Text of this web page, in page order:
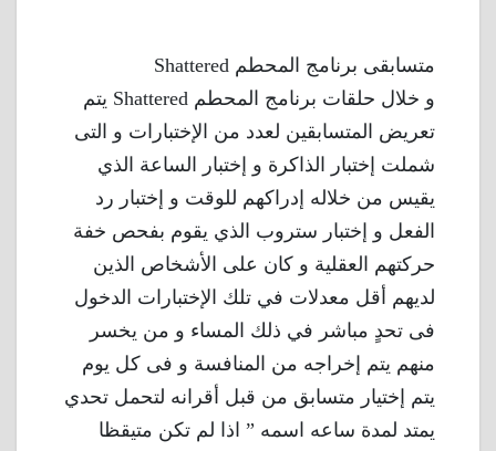
متسابقى برنامج المحطم Shattered
و خلال حلقات برنامج المحطم Shattered يتم
تعريض المتسابقين لعدد من الإختبارات و التى
شملت إختبار الذاكرة و إختبار الساعة الذي
يقيس من خلاله إدراكهم للوقت و إختبار رد
الفعل و إختبار ستروب الذي يقوم بفحص خفة
حركتهم العقلية و كان على الأشخاص الذين
لديهم أقل معدلات في تلك الإختبارات الدخول
فى تحدٍ مباشر في ذلك المساء و من يخسر
منهم يتم إخراجه من المنافسة و فى كل يوم
يتم إختيار متسابق من قبل أقرانه لتحمل تحدي
يمتد لمدة ساعه اسمه ” اذا لم تكن متيقظا